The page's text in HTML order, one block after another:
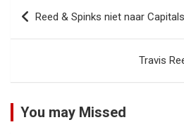
Bericht
navigatie
Reed & Spinks niet naar Capitals
Travis
You may Missed